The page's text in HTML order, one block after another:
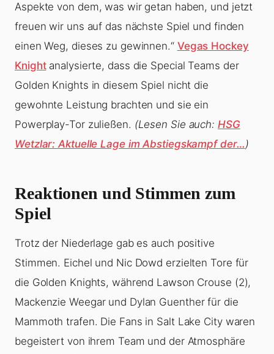
Aspekte von dem, was wir getan haben, und jetzt
freuen wir uns auf das nächste Spiel und finden
einen Weg, dieses zu gewinnen.“ Vegas Hockey
Knightanalysierte, dass die Special Teams der
Golden Knights in diesem Spiel nicht die
gewohnte Leistung brachten und sie ein
Powerplay-Tor zuließen. (Lesen Sie auch: HSG
Wetzlar: Aktuelle Lage im Abstiegskampf der…)
Reaktionen und Stimmen zum
Spiel
Trotz der Niederlage gab es auch positive
Stimmen. Eichel und Nic Dowd erzielten Tore für
die Golden Knights, während Lawson Crouse (2),
Mackenzie Weegar und Dylan Guenther für die
Mammoth trafen. Die Fans in Salt Lake City waren
begeistert von ihrem Team und der Atmosphäre